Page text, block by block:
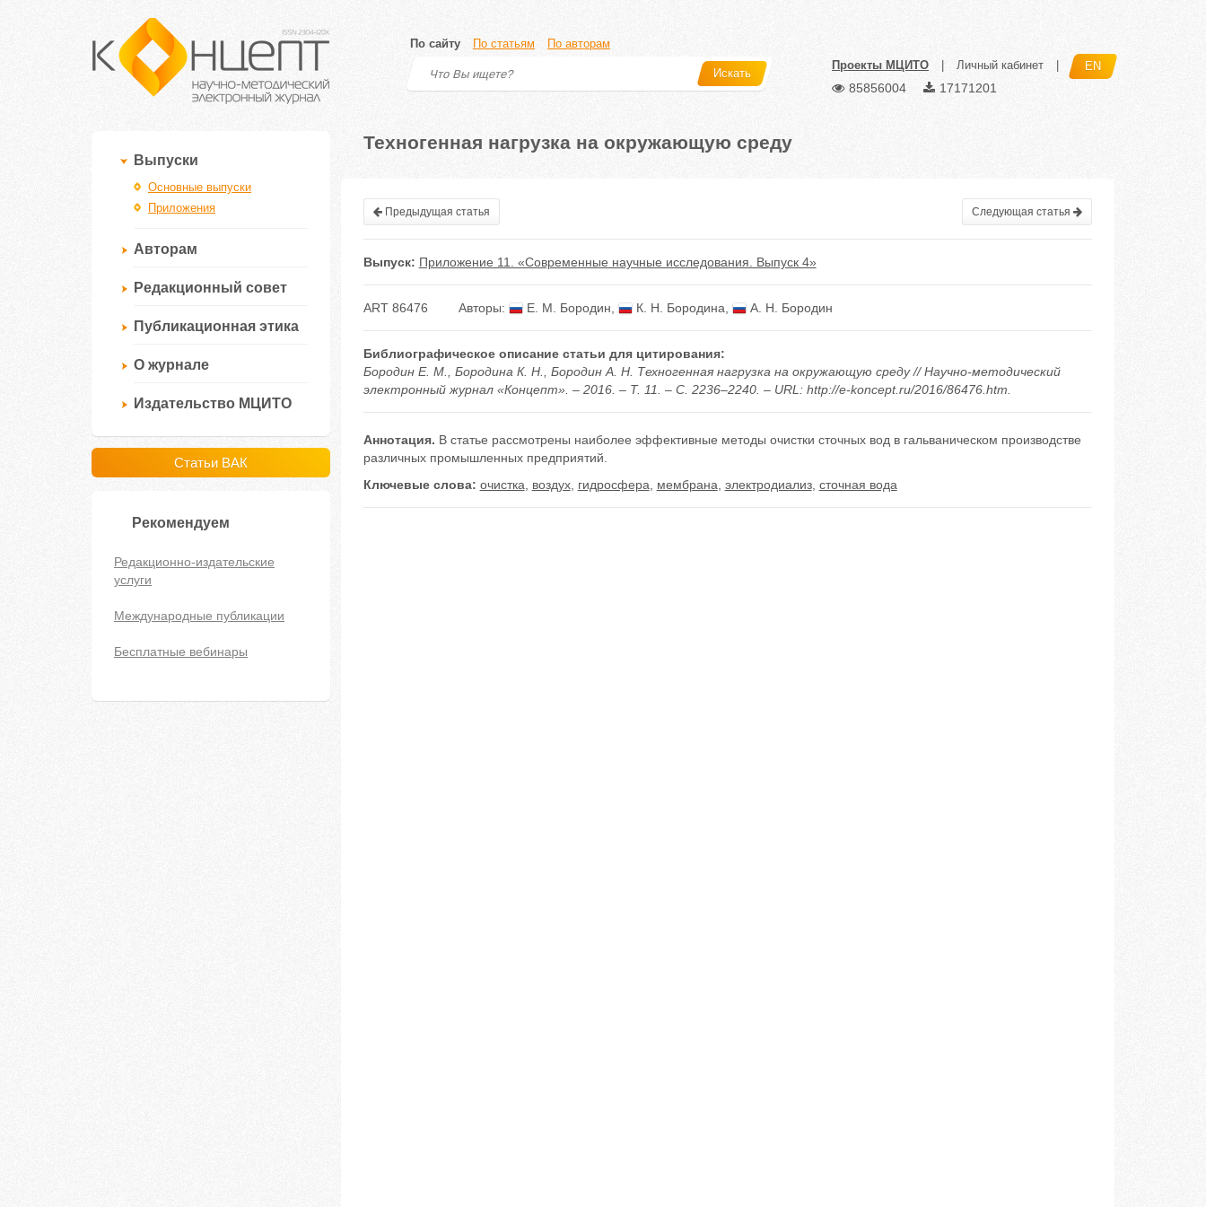
По сайту По статьям По авторам
Искать
Проекты МЦИТО Личный кабинет EN
85856004 17171201
Выпуски
Основные выпуски
Приложения
Авторам
Редакционный совет
Публикационная этика
О журнале
Издательство МЦИТО
Статьи ВАК
Рекомендуем
Редакционно-издательские
услуги
Международные публикации
Бесплатные вебинары
Техногенная нагрузка на окружающую среду
Предыдущая статья Следующая статья
Выпуск: Приложение 11. «Современные научные исследования. Выпуск 4»
ART 86476 Авторы: Е. М. Бородин К. Н. Бородина А. Н. Бородин
Библиографическое описание статьи для цитирования:
Бородин Е. М., Бородина К. Н., Бородин А. Н. Техногенная нагрузка на окружающую среду // Научно-методический
электронный журнал «Концепт». – 2016. – Т. 11. – С. 2236–2240. – URL: http://e-koncept.ru/2016/86476.htm.
Аннотация. В статье рассмотрены наиболее эффективные методы очистки сточных вод в гальваническом производстве
различных промышленных предприятий.
Ключевые слова: очистка воздух, гидросфера мембрана электродиализ, сточная вода